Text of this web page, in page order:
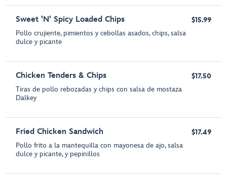
Sweet 'N' Spicy Loaded Chips
Pollo crujiente, pimientos y cebollas asados, chips, salsa
dulce y picante
$15.99
Chicken Tenders & Chips
Tiras de pollo rebozadas y chips con salsa de mostaza
Dalkey
$17.50
Fried Chicken Sandwich
Pollo frito a la mantequilla con mayonesa de ajo, salsa
dulce y picante, y pepinillos
$17.49